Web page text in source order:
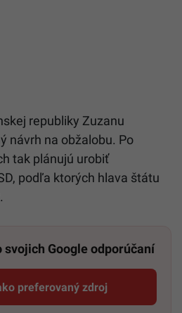
republiky Zuzanu
návrh na obžalobu. Po
tak plánujú urobiť
podľa ktorých hlava štátu
svojich Google odporúčaní
preferovaný zdroj
Startitup, odkaz sa otvorí v